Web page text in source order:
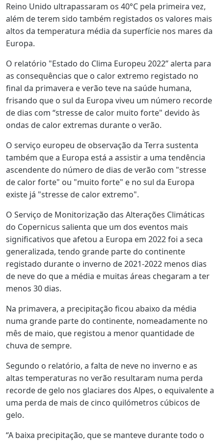
Reino Unido ultrapassaram os 40°C pela primeira vez,
além de terem sido também registados os valores mais
altos da temperatura média da superfície nos mares da
Europa.
O relatório "Estado do Clima Europeu 2022” alerta para
as consequências que o calor extremo registado no
final da primavera e verão teve na saúde humana,
frisando que o sul da Europa viveu um número recorde
de dias com “stresse de calor muito forte" devido às
ondas de calor extremas durante o verão.
O serviço europeu de observação da Terra sustenta
também que a Europa está a assistir a uma tendência
ascendente do número de dias de verão com "stresse
de calor forte" ou "muito forte" e no sul da Europa
existe já "stresse de calor extremo".
O Serviço de Monitorização das Alterações Climáticas
do Copernicus salienta que um dos eventos mais
significativos que afetou a Europa em 2022 foi a seca
generalizada, tendo grande parte do continente
registado durante o inverno de 2021-2022 menos dias
de neve do que a média e muitas áreas chegaram a ter
menos 30 dias.
Na primavera, a precipitação ficou abaixo da média
numa grande parte do continente, nomeadamente no
mês de maio, que registou a menor quantidade de
chuva de sempre.
Segundo o relatório, a falta de neve no inverno e as
altas temperaturas no verão resultaram numa perda
recorde de gelo nos glaciares dos Alpes, o equivalente a
uma perda de mais de cinco quilómetros cúbicos de
gelo.
“A baixa precipitação, que se manteve durante todo o